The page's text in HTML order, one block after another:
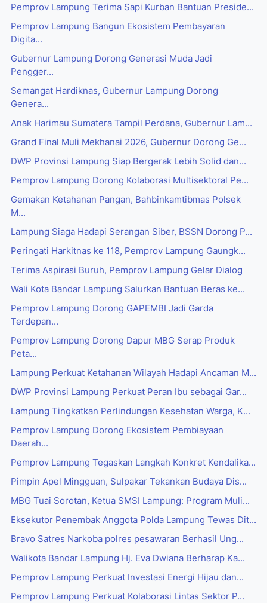
Pemprov Lampung Terima Sapi Kurban Bantuan Preside...
Pemprov Lampung Bangun Ekosistem Pembayaran
Digita...
Gubernur Lampung Dorong Generasi Muda Jadi
Pengger...
Semangat Hardiknas, Gubernur Lampung Dorong
Genera...
Anak Harimau Sumatera Tampil Perdana, Gubernur Lam...
Grand Final Muli Mekhanai 2026, Gubernur Dorong Ge...
DWP Provinsi Lampung Siap Bergerak Lebih Solid dan...
Pemprov Lampung Dorong Kolaborasi Multisektoral Pe...
Gemakan Ketahanan Pangan, Bahbinkamtibmas Polsek
M...
Lampung Siaga Hadapi Serangan Siber, BSSN Dorong P...
Peringati Harkitnas ke 118, Pemprov Lampung Gaungk...
Terima Aspirasi Buruh, Pemprov Lampung Gelar Dialog
Wali Kota Bandar Lampung Salurkan Bantuan Beras ke...
Pemprov Lampung Dorong GAPEMBI Jadi Garda
Terdepan...
Pemprov Lampung Dorong Dapur MBG Serap Produk
Peta...
Lampung Perkuat Ketahanan Wilayah Hadapi Ancaman M...
DWP Provinsi Lampung Perkuat Peran Ibu sebagai Gar...
Lampung Tingkatkan Perlindungan Kesehatan Warga, K...
Pemprov Lampung Dorong Ekosistem Pembiayaan
Daerah...
Pemprov Lampung Tegaskan Langkah Konkret Kendalika...
Pimpin Apel Mingguan, Sulpakar Tekankan Budaya Dis...
MBG Tuai Sorotan, Ketua SMSI Lampung: Program Muli...
Eksekutor Penembak Anggota Polda Lampung Tewas Dit...
Bravo Satres Narkoba polres pesawaran Berhasil Ung...
Walikota Bandar Lampung Hj. Eva Dwiana Berharap Ka...
Pemprov Lampung Perkuat Investasi Energi Hijau dan...
Pemprov Lampung Perkuat Kolaborasi Lintas Sektor P...